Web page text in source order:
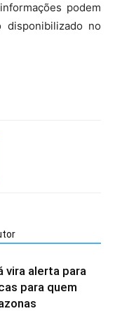
podem
no
vira alerta para
para quem